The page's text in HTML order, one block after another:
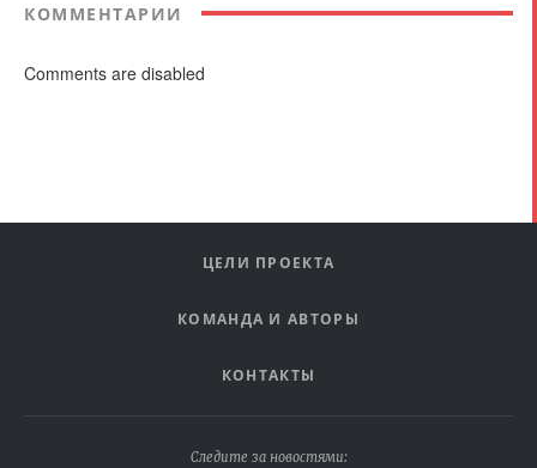
КОММЕНТАРИИ
Comments are disabled
ЦЕЛИ ПРОЕКТА
КОМАНДА И АВТОРЫ
КОНТАКТЫ
Следите за новостями: